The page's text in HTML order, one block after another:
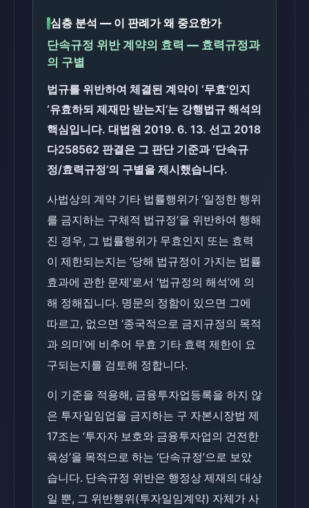
심층 분석 — 이 판례가 왜 중요한가
단속규정 위반 계약의 효력 — 효력규정과
의 구별
법규를 위반하여 체결된 계약이 ‘무효’인지
‘유효하되 제재만 받는지’는 강행법규 해석의
핵심입니다. 대법원 2019. 6. 13. 선고 2018
다258562 판결은 그 판단 기준과 ‘단속규
정/효력규정’의 구별을 제시했습니다.
사법상의 계약 기타 법률행위가 ‘일정한 행위
를 금지하는 구체적 법규정’을 위반하여 행해
진 경우, 그 법률행위가 무효인지 또는 효력
이 제한되는지는 ‘당해 법규정이 가지는 법률
효과에 관한 문제’로서 ‘법규정의 해석’에 의
해 정해집니다. 명문의 정함이 있으면 그에
따르고, 없으면 ‘종국적으로 금지규정의 목적
과 의미’에 비추어 무효 기타 효력 제한이 요
구되는지를 검토해 정합니다.
이 기준을 적용해, 금융투자업등록을 하지 않
은 투자일임업을 금지하는 구 자본시장법 제
17조는 ‘투자자 보호와 금융투자업의 건전한
육성’을 목적으로 하는 ‘단속규정’으로 보았
습니다. 단속규정 위반은 행정상 제재의 대상
일 뿐, 그 위반행위(투자일임계약) 자체가 사